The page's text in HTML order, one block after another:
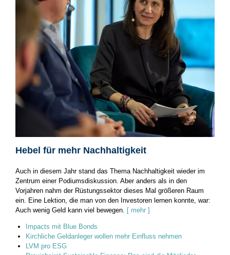
Hebel für mehr Nachhaltigkeit
Auch in diesem Jahr stand das Thema Nachhaltigkeit wieder im
Zentrum einer Podiumsdiskussion. Aber anders als in den
Vorjahren nahm der Rüstungssektor dieses Mal größeren Raum
ein. Eine Lektion, die man von den Investoren lernen konnte, war:
Auch wenig Geld kann viel bewegen. [ mehr ]
Impacts mit Blue Bonds
Kirchliche Geldanleger wollen mehr Einfluss nehmen
LVM pro ESG